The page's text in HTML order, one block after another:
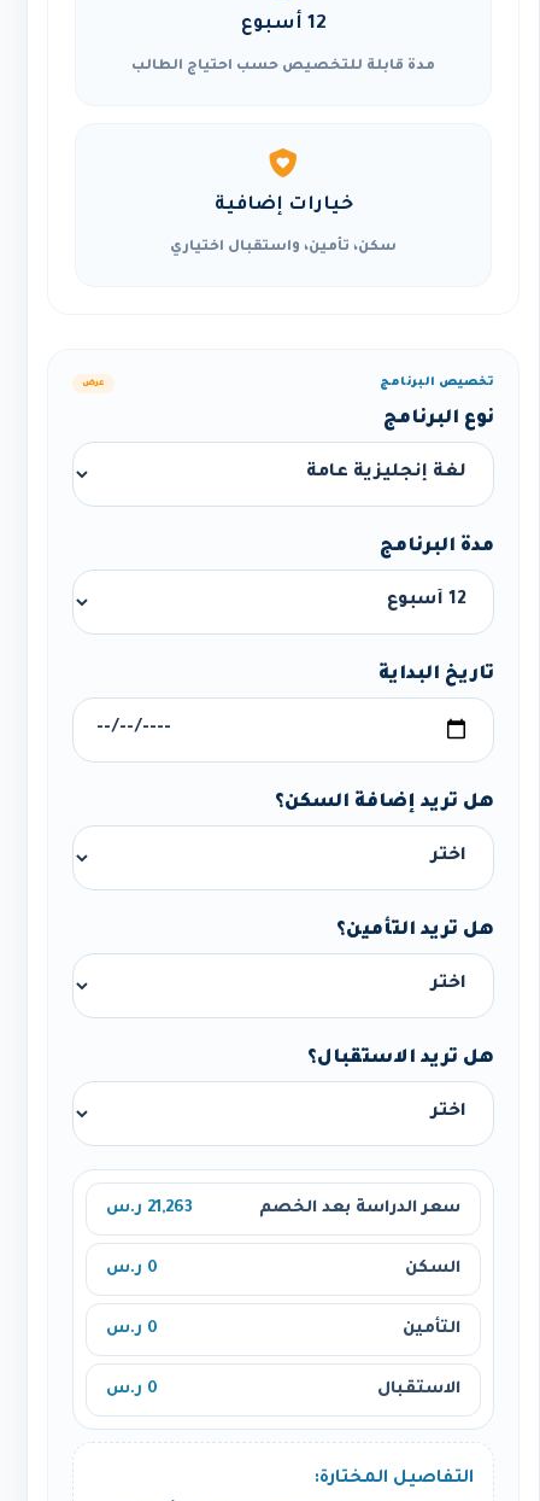
12 أسبوع
مدة قابلة للتخصيص حسب احتياج الطالب
خيارات إضافية
سكن، تأمين، واستقبال اختياري
تخصيص البرنامج عرض
نوع البرنامج
مدة البرنامج
تاريخ البداية
هل تريد إضافة السكن؟
هل تريد التأمين؟
هل تريد الاستقبال؟
سعر الدراسة بعد الخصم 21,263 ر.س
السكن 0 ر.س
التأمين 0 ر.س
الاستقبال 0 ر.س
التفاصيل المختارة: